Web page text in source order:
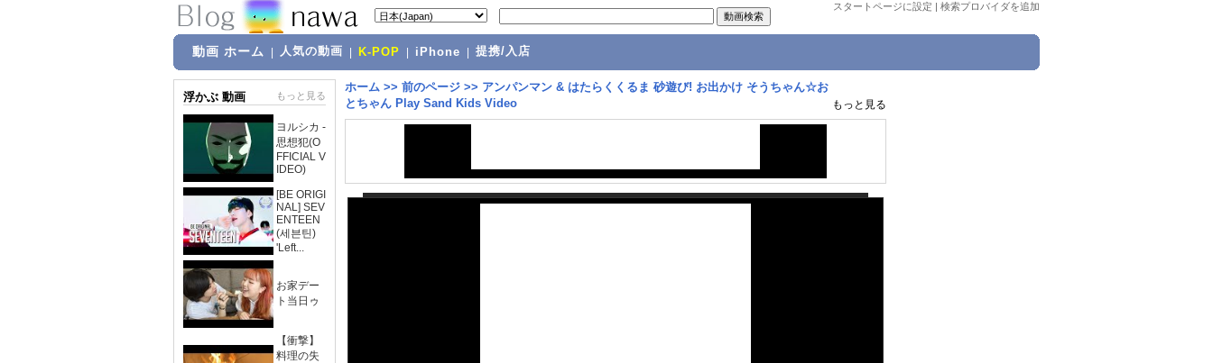
スタートページに設定 | 検索プロバイダを追加
動画 ホーム 人気の動画 K-POP iPhone 提携/入店
浮かぶ 動画 もっと見る
ヨルシカ -
思想犯(O
FFICIAL V
IDEO)
[BE ORIGI
NAL] SEV
ENTEEN
(세븐틴)
'Left...
お家デー
ト当日ゥ
【衝撃】
料理の失
ホーム >> 前のページ >> アンパンマン & はたらくくるま 砂遊び! お出かけ そうちゃん☆お
とちゃん Play Sand Kids Video
もっと見る